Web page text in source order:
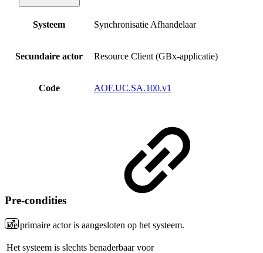
Systeem Synchronisatie Afhandelaar
Secundaire actor Resource Client (GBx-applicatie)
Code AOF.UC.SA.100.v1
Pre-condities
De primaire actor is aangesloten op het systeem.
Het systeem is slechts benaderbaar voor